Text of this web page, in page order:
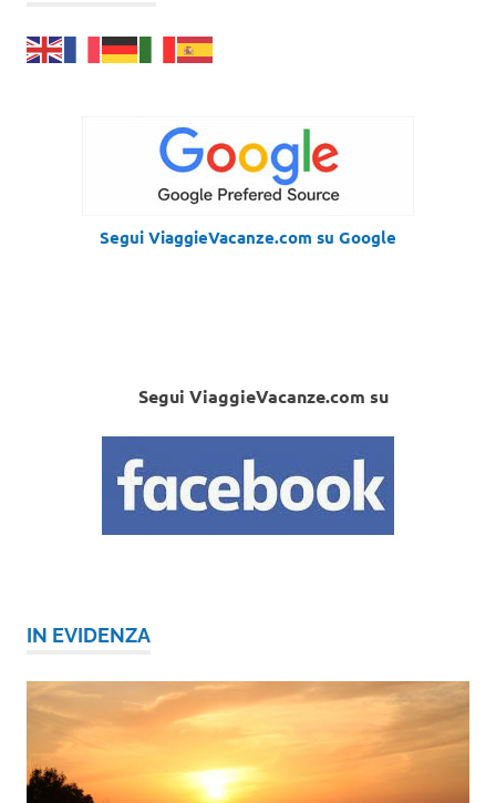
Segui ViaggieVacanze.com su Google
Segui ViaggieVacanze.com su
IN EVIDENZA